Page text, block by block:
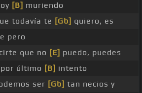
[B] muriendo
todavía te [Gb] quiero, es
pero
que no [E] puedo, puedes
último [B] intento
ser [Gb] tan necios y